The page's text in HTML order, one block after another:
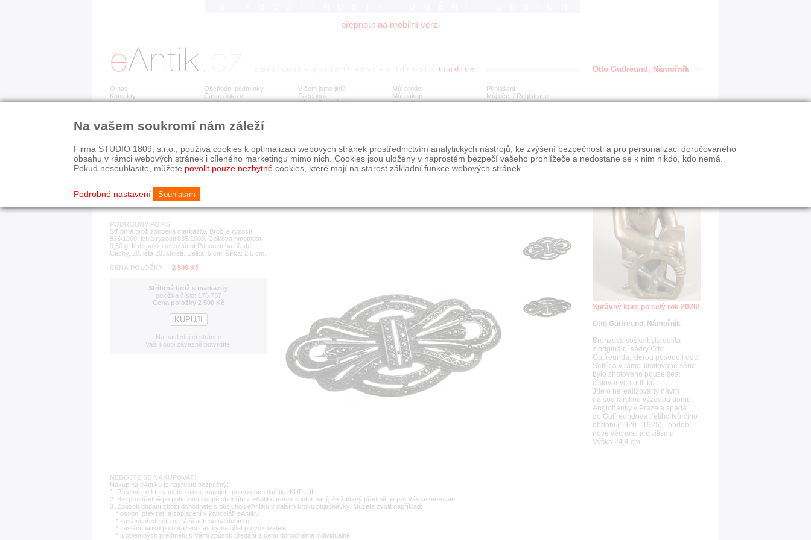
přepnout na mobilní verzi
O nás
Kontakty
Recenze
Obchodní podmínky
Časté dotazy
Ceník
V čem jsme jiní?
Facebook
Výkup šperků
Můj prodej
Můj nákup
Moje album
Přihlášení
Můj účet / Registrace
GDPR/AML
Detail položky č. 178 757 Stříbrná brož s markazity
PODROBNÝ POPIS
Stříbrná brož zdobená markazity. Brož je ryzosti
835/1000, jehla ryzosti 835/1000. Celková hmotnost:
9,50 g. K dispozici osvědčení Puncovního úřadu.
Čechy, 20. léta 20. století. Délka: 5 cm, šířka: 2,5 cm.
CENA POLOŽKY
2 500 Kč
Stříbrná brož s markazity
položka číslo: 178 757
Cena položky 2 500 Kč
Na následující stránce
Vaši koupi závazně potvrdíte.
NEBOJTE SE NAKUPOVAT!
Nákup na eAntiku je naprosto bezpečný:
1. Předmět, o který máte zájem, kupujete potvrzením tlačítka KUPUJI.
2. Bezprostředně po potvrzení koupě obdržíte z eAntiku e-mail s informací, že žádaný předmět je pro Vás rezervován.
3. Způsob dodání zboží dohodnete s obsluhou eAntiku v dalším kroku objednávky. Můžete zvolit například:
* osobní převzetí a zaplacení v kanceláři eAntiku
* zaslání předmětu na Vaši adresu na dobírku
* zaslání balíku po uhrazení částky na účet provozovatele
* u objemných předmětů s Vámi způsob předání a cenu dohodneme individuálně
Otto Gutfreund, Námořník
Správný kurs po celý rok 2026!
Otto Gutfreund, Námořník
Bronzová soška byla odlita
z originální sádry Otto
Gutfreunda, kterou posoudil doc.
Šetlík a v rámci limitované série
bylo zhotoveno pouze šest
číslovaných odlitků.
Jde o nerealizovaný návrh
na sochařskou výzdobu domu
Anglobanky v Praze a spadá
do Gutfreundova třetího tvůrčího
období (1920 - 1925) - období
nové věcnosti a civilismu.
Výška 24,4 cm.
Na vašem soukromí nám záleží
Firma STUDIO 1809, s.r.o., používá cookies k optimalizaci webových stránek prostřednictvím analytických nástrojů, ke zvýšení bezpečnosti a pro personalizaci doručovaného
obsahu v rámci webových stránek i cíleného marketingu mimo nich. Cookies jsou uloženy v naprostém bezpečí vašeho prohlížeče a nedostane se k nim nikdo, kdo nemá.
Pokud nesouhlasíte, můžete povolit pouze nezbytné cookies, které mají na starost základní funkce webových stránek.
Podrobné nastavení Souhlasím